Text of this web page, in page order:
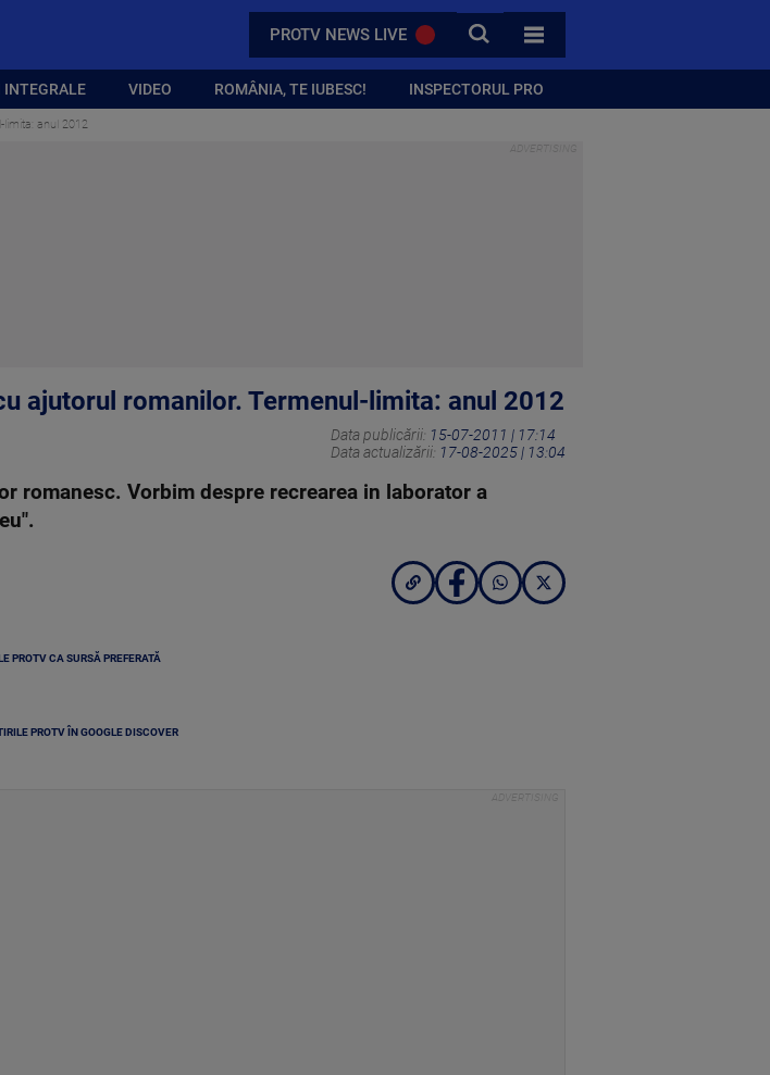
PROTV NEWS LIVE CAUTA
TOATE CATEGORIILE
INTEGRALE VIDEO ROMÂNIA, TE IUBESC! INSPECTORUL PRO
anul 2012
ajutorul romanilor. Termenul-limita: anul 2012
Data publicării: 15-07-2011 | 17:14
Data actualizării: 17-08-2025 | 13:04
romanesc. Vorbim despre recrearea in laborator a
PROTV CA SURSĂ PREFERATĂ
PROTV ÎN GOOGLE DISCOVER